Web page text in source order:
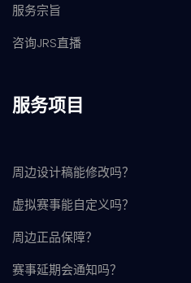
服务宗旨
咨询JRS直播
服务项目
周边设计稿能修改吗？
虚拟赛事能自定义吗？
周边正品保障？
赛事延期会通知吗？